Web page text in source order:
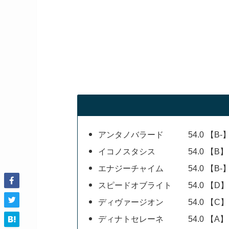
アンタノバラード 54.0 【B-】
イコノスタシス 54.0 【B】
エナジーチャイム 54.0 【B-】
スピードオブライト 54.0 【D】
ディヴァージオン 54.0 【C】
ディナトセレーネ 54.0 【A】